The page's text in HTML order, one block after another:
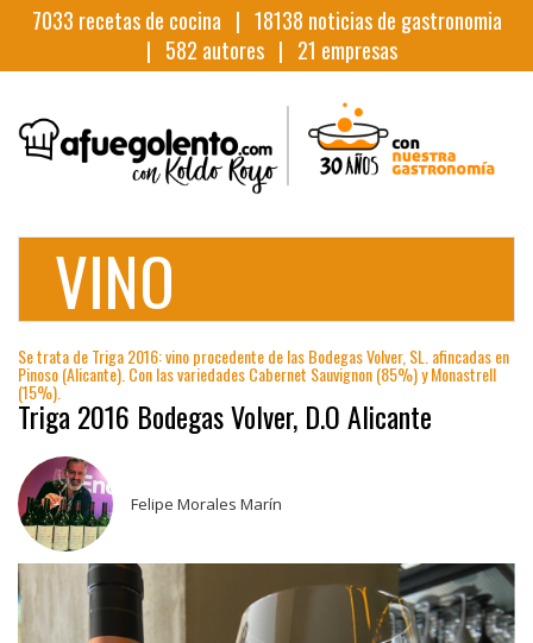
7033 recetas de cocina | 18138 noticias de gastronomia
| 582 autores | 21 empresas
VINO
Se trata de Triga 2016: vino procedente de las Bodegas Volver, SL. afincadas en
Pinoso (Alicante). Con las variedades Cabernet Sauvignon (85%) y Monastrell
(15%).
Triga 2016 Bodegas Volver, D.O Alicante
Felipe Morales Marín